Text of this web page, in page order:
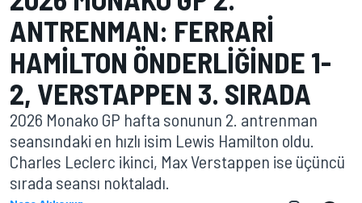
ANTRENMAN: FERRARI
HAMILTON ÖNDERLIĞINDE 1-
2, VERSTAPPEN 3. SIRADA
2026 Monako GP hafta sonunun 2. antrenman
seansındaki en hızlı isim Lewis Hamilton oldu.
Charles Leclerc ikinci, Max Verstappen ise üçüncü
sırada seansı noktaladı.